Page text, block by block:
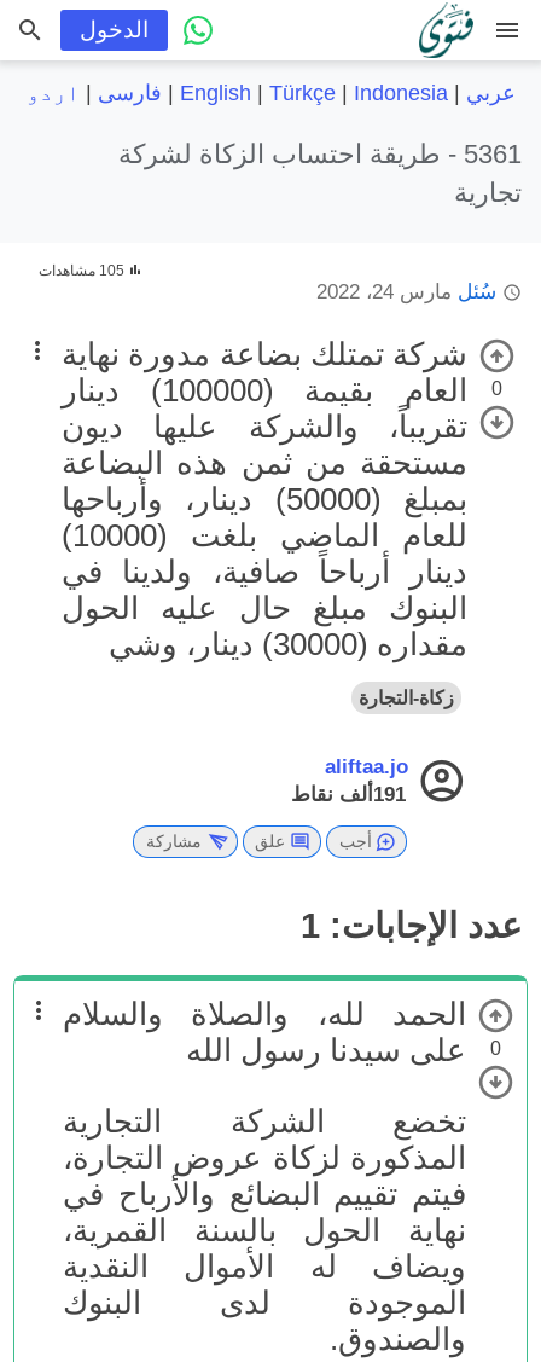
menu الدخول
عربي |
English Türkçe| Indonesia فارسی اردو
5361 -
طريقة احتساب الزكاة لشركة
تجارية
سُئل مارس 24، 2022
105 مشاهدات
0
شركة تمتلك بضاعة مدورة نهاية
العام بقيمة (100000) دينار
تقريباً، والشركة عليها ديون
مستحقة من ثمن هذه البضاعة
بمبلغ (50000) دينار، وأرباحها
للعام الماضي بلغت (10000)
دينار أرباحاً صافية، ولدينا في
البنوك مبلغ حال عليه الحول
مقداره (30000) دينار، وشي
زكاة-التجارة
aliftaa.jo
191ألف
نقاط
أجب علق مشاركة
عدد الإجابات: 1
0
الحمد لله، والصلاة والسلام
على سيدنا رسول الله
تخضع الشركة التجارية
المذكورة لزكاة عروض التجارة،
فيتم تقييم البضائع والأرباح في
نهاية الحول بالسنة القمرية،
ويضاف له الأموال النقدية
الموجودة لدى البنوك
والصندوق.